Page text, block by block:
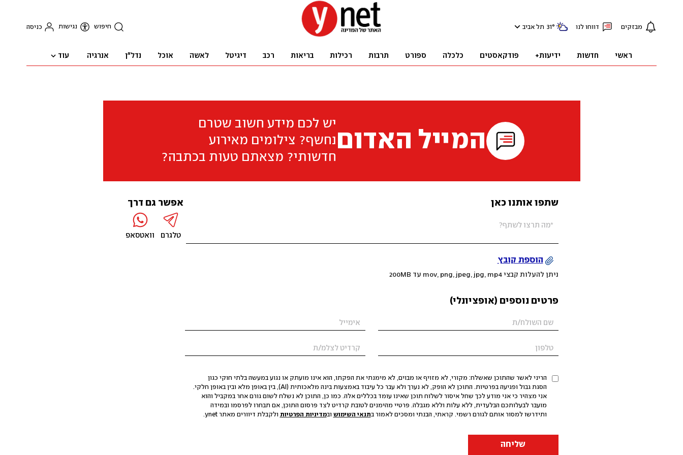
מבזקים דווחו לנו 31° תל אביב חיפוש נגישות כניסה
ראשי חדשות ידיעות+ פודקאסטים כלכלה ספורט תרבות רכילות בריאות רכב דיגיטל לאשה אוכל נדל"ן אנרגיה עוד
המייל האדום
יש לכם מידע חשוב שטרם
נחשף? צילומים מאירוע
חדשותי? מצאתם טעות בכתבה?
שתפו אותנו כאן
הוספת קובץ
ניתן להעלות קבצי mov, png, jpeg, jpg, mp4 עד 200MB
פרטים נוספים (אופציונלי)
הריני לאשר שהתוכן שאשלח: מקורי, לא מזויף או מבוים, לא מימנתי את הפקתו, הוא אינו מועתק או נגוע במעשה בלתי חוקי כגון
הסגת גבול ופגיעה בפרטיות. התוכן לא הופק, לא נערך ולא עבר כל עיבוד באמצעות בינה מלאכותית (AI), בין באופן מלא ובין באופן חלקי.
אני מצהיר כי אני מודע לכך שחל איסור לשלוח תוכן שאינו עומד בכללים אלה. כמו כן, התוכן לא נשלח לשום גורם אחר במקביל והוא
מועבר לבעלותכם הבלעדית, ללא עלות וללא מגבלה. פרטיי מהימנים לטובת קרדיט לצד פרסום התוכן, אם תבחרו לפרסמו ובמידה
ותידרשו למסור אותם לגורם רשמי. קראתי, הבנתי ומסכים לאמור בתנאי השימוש ובמדיניות הפרטיות ולקבלת דיוורים מאתר ynet.
שליחה
אפשר גם דרך
טלגרם וואטסאפ